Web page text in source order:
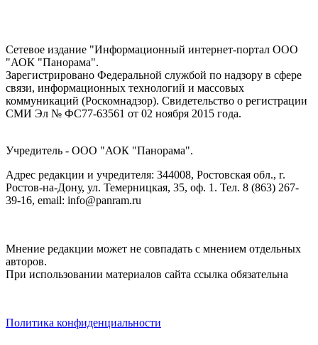
Сетевое издание "Информационный интернет-портал ООО
"АОК "Панорама".
Зарегистрировано Федеральной службой по надзору в сфере
связи, информационных технологий и массовых
коммуникаций (Роскомнадзор). Cвидетельство о регистрации
СМИ Эл № ФС77-63561 от 02 ноября 2015 года.
Учредитель - ООО "АОК "Панорама".
Адрес редакции и учредителя: 344008, Ростовская обл., г.
Ростов-на-Дону, ул. Темерницкая, 35, оф. 1. Тел. 8 (863) 267-
39-16, email: info@panram.ru
Мнение редакции может не совпадать с мнением отдельных
авторов.
При использовании материалов сайта ссылка обязательна
Политика конфиденциальности